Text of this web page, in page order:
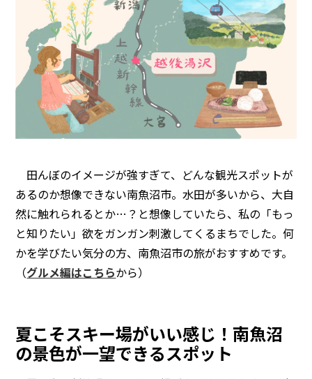
田んぼのイメージが強すぎて、どんな観光スポットが
あるのか想像できない南魚沼市。水田が多いから、大自
然に触れられるとか…？と想像していたら、私の「もっ
と知りたい」欲をガンガン刺激してくるまちでした。何
かを学びたい気分の方、南魚沼市の旅がおすすめです。
（グルメ編はこちらから）
夏こそスキー場がいい感じ！南魚沼
の景色が一望できるスポット